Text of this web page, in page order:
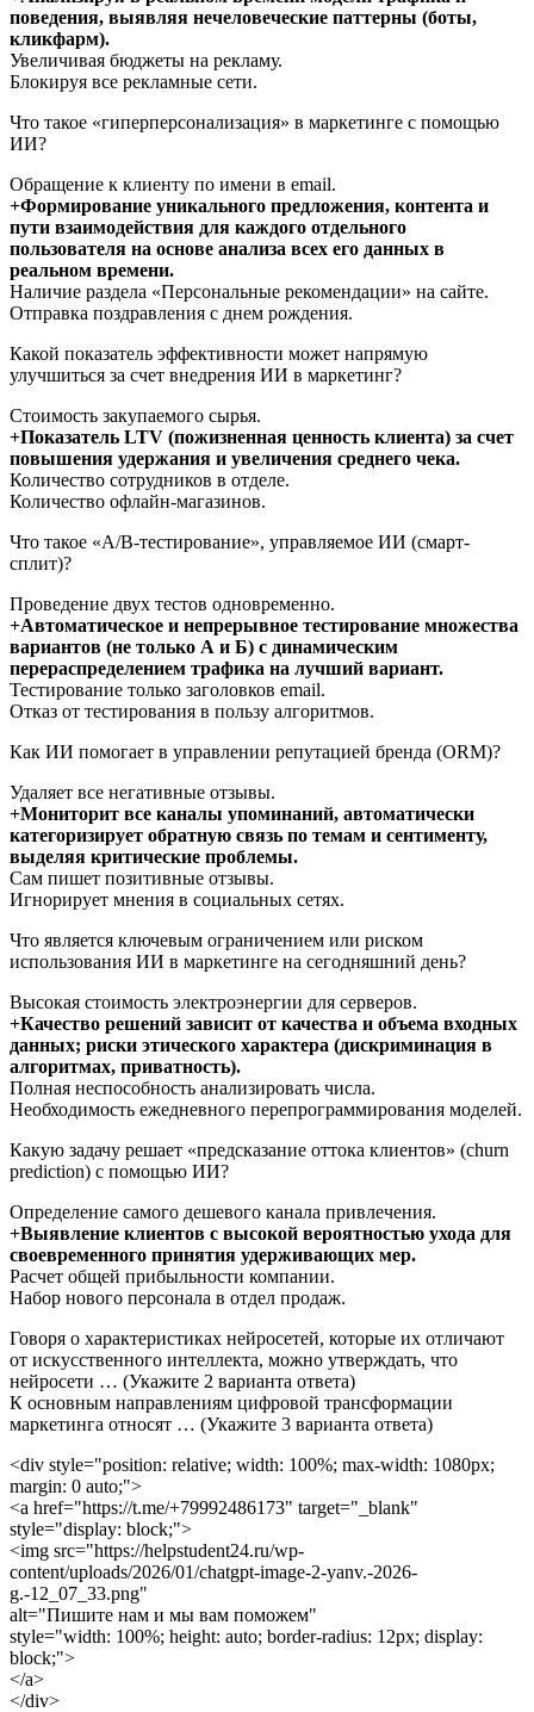
поведения, выявляя нечеловеческие паттерны (боты,
кликфарм).
Увеличивая бюджеты на рекламу.
Блокируя все рекламные сети.
Что такое «гиперперсонализация» в маркетинге с помощью
ИИ?
Обращение к клиенту по имени в email.
+Формирование уникального предложения, контента и
пути взаимодействия для каждого отдельного
пользователя на основе анализа всех его данных в
реальном времени.
Наличие раздела «Персональные рекомендации» на сайте.
Отправка поздравления с днем рождения.
Какой показатель эффективности может напрямую
улучшиться за счет внедрения ИИ в маркетинг?
Стоимость закупаемого сырья.
+Показатель LTV (пожизненная ценность клиента) за счет
повышения удержания и увеличения среднего чека.
Количество сотрудников в отделе.
Количество офлайн-магазинов.
Что такое «A/B-тестирование», управляемое ИИ (смарт-
сплит)?
Проведение двух тестов одновременно.
+Автоматическое и непрерывное тестирование множества
вариантов (не только А и Б) с динамическим
перераспределением трафика на лучший вариант.
Тестирование только заголовков email.
Отказ от тестирования в пользу алгоритмов.
Как ИИ помогает в управлении репутацией бренда (ORM)?
Удаляет все негативные отзывы.
+Мониторит все каналы упоминаний, автоматически
категоризирует обратную связь по темам и сентименту,
выделяя критические проблемы.
Сам пишет позитивные отзывы.
Игнорирует мнения в социальных сетях.
Что является ключевым ограничением или риском
использования ИИ в маркетинге на сегодняшний день?
Высокая стоимость электроэнергии для серверов.
+Качество решений зависит от качества и объема входных
данных; риски этического характера (дискриминация в
алгоритмах, приватность).
Полная неспособность анализировать числа.
Необходимость ежедневного перепрограммирования моделей.
Какую задачу решает «предсказание оттока клиентов» (churn
prediction) с помощью ИИ?
Определение самого дешевого канала привлечения.
+Выявление клиентов с высокой вероятностью ухода для
своевременного принятия удерживающих мер.
Расчет общей прибыльности компании.
Набор нового персонала в отдел продаж.
Говоря о характеристиках нейросетей, которые их отличают
от искусственного интеллекта, можно утверждать, что
нейросети … (Укажите 2 варианта ответа)
К основным направлениям цифровой трансформации
маркетинга относят … (Укажите 3 варианта ответа)
<div style="position: relative; width: 100%; max-width: 1080px;
margin: 0 auto;">
<a href="https://t.me/+79992486173" target="_blank"
style="display: block;">
<img src="https://helpstudent24.ru/wp-
content/uploads/2026/01/chatgpt-image-2-yanv.-2026-
g.-12_07_33.png"
alt="Пишите нам и мы вам поможем"
style="width: 100%; height: auto; border-radius: 12px; display:
block;">
</a>
</div>